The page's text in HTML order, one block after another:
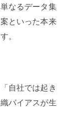
なるデータ集
といった本来
。
自社では起き
バイアスが生